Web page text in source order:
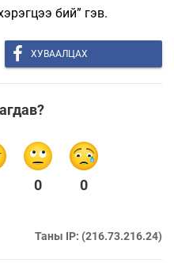
бий” гэв.
ХУВААЛЦАХ
0 0
Таны IP: (216.73.216.24)